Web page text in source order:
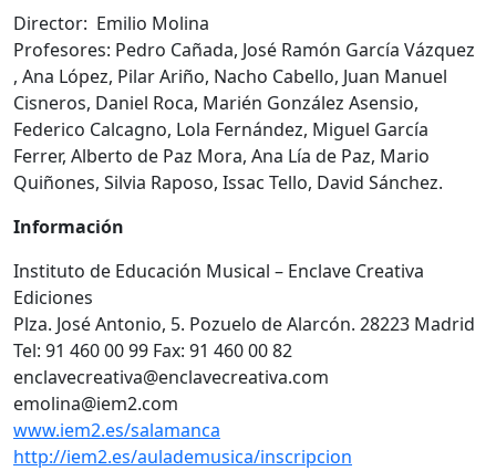
Director: Emilio Molina
Profesores: Pedro Cañada, José Ramón García Vázquez
, Ana López, Pilar Ariño, Nacho Cabello, Juan Manuel
Cisneros, Daniel Roca, Marién González Asensio,
Federico Calcagno, Lola Fernández, Miguel García
Ferrer, Alberto de Paz Mora, Ana Lía de Paz, Mario
Quiñones, Silvia Raposo, Issac Tello, David Sánchez.
Información
Instituto de Educación Musical – Enclave Creativa
Ediciones
Plza. José Antonio, 5. Pozuelo de Alarcón. 28223 Madrid
Tel: 91 460 00 99 Fax: 91 460 00 82
enclavecreativa@enclavecreativa.com
emolina@iem2.com
www.iem2.es/salamanca
http://iem2.es/aulademusica/inscripcion